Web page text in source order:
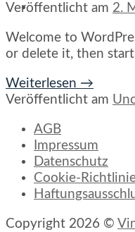
Veröffentlicht am 2.
Welcome to
or delete it, then
Weiterlesen →
Veröffentlicht am
AGB
Impressum
Datenschutz
Cookie-
Copyright 2026 ©